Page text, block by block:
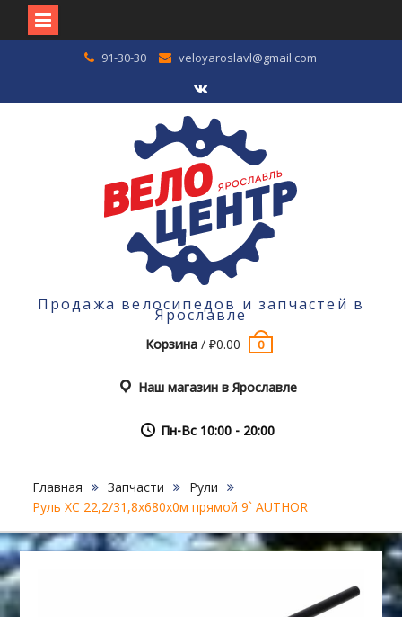
91-30-30 veloyaroslavl@gmail.com
VK
Продажа велосипедов и запчастей в
Ярославле
Корзина /₽0.00 0
Наш магазин в Ярославле
Пн-Вс 10:00 - 20:00
Главная Запчасти
Рули
Руль XC 22,2/31,8х680х0м прямой 9` AUTHOR